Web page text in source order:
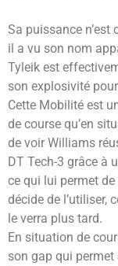
Sa puissance
il a vu son nom
Tyleik est
son explosivité
Cette Mobilité est
de course qu’en
de voir Williams
DT Tech-3 grâce à
ce qui lui permet de
décide de l’utiliser,
le verra plus tard.
En situation de
son gap qui permet